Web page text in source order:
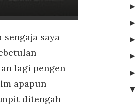
saya
lagi pengen
apapun
ditengah
►
►
►
►
►
▼